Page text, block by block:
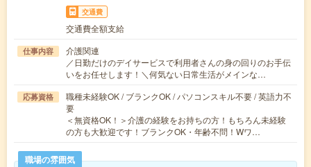
交通費
交通費全額支給
仕事内容
介護関連
／日勤だけのデイサービスで利用者さんの身の回りのお手伝
いをお任せします！＼何気ない日常生活がメインな…
応募資格
職種未経験OK / ブランクOK / パソコンスキル不要 / 英語力不
要
＜無資格OK！＞介護の経験をお持ちの方！もちろん未経験
の方も大歓迎です！ブランクOK・年齢不問！Wワ…
職場の雰囲気